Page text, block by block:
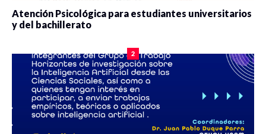
Atención Psicológica para estudiantes universitarios
y del bachillerato
2